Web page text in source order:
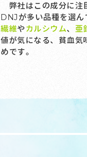
弊社はこの成分に注
DNJが多い品種を選ん
繊維や カルシウム、 亜
値が気になる、貧血気
めです。